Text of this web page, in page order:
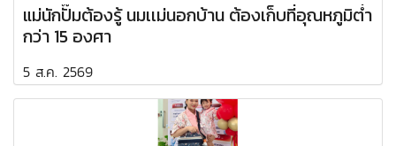
แม่นักปั๊มต้องรู้ นมเเม่นอกบ้าน ต้องเก็บที่อุณหภูมิต่ำ
กว่า 15 องศา
5 ส.ค. 2569